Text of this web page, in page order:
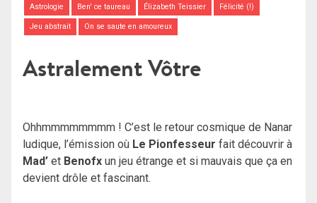
Astrologie Ben' ce taureau Élizabeth Teissier Félicité (!)
Jeu abstrait On se saute en amoureux
Astralement Vôtre
Ohhmmmmmmmm ! C’est le retour cosmique de Nanar
ludique, l’émission où Le Pionfesseur fait découvrir à
Mad’ et Benofx un jeu étrange et si mauvais que ça en
devient drôle et fascinant.